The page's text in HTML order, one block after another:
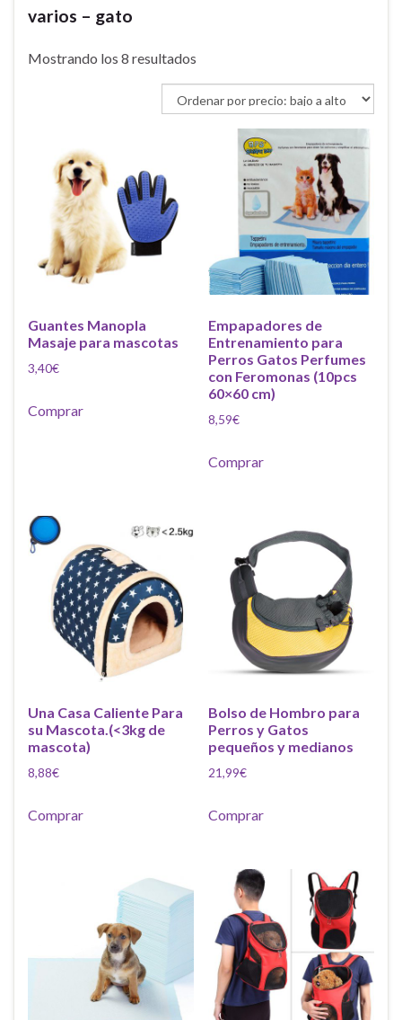
varios – gato
Mostrando los 8 resultados
Guantes Manopla
Masaje para mascotas
3,40€
Comprar
Empapadores de
Entrenamiento para
Perros Gatos Perfumes
con Feromonas (10pcs
60×60 cm)
8,59€
Comprar
Una Casa Caliente Para
su Mascota.(<3kg de
mascota)
8,88€
Comprar
Bolso de Hombro para
Perros y Gatos
pequeños y medianos
21,99€
Comprar